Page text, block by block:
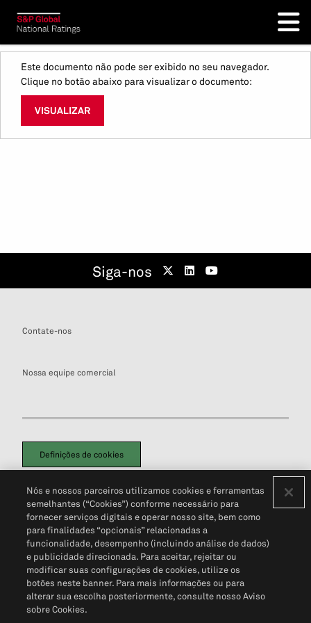
Este documento não pode ser exibido no seu navegador.
Clique no botão abaixo para visualizar o documento:
VISUALIZAR
Siga-nos
Contate-nos
Nossa equipe comercial
Definições de cookies
Política de PrivacidadePortal de privacidade do cliente (em inglês)
Não Venda Minhas Informações Pessoais© 2026 S&P Global
Nós e nossos parceiros utilizamos cookies e ferramentas
semelhantes (“Cookies”) conforme necessário para
fornecer serviços digitais e operar nosso site, bem como
para finalidades “opcionais” relacionadas a
funcionalidade, desempenho (incluindo análise de dados)
e publicidade direcionada. Para aceitar, rejeitar ou
modificar suas configurações de cookies, utilize os
botões neste banner. Para mais informações ou para
alterar sua escolha posteriormente, consulte nosso Aviso
sobre Cookies.